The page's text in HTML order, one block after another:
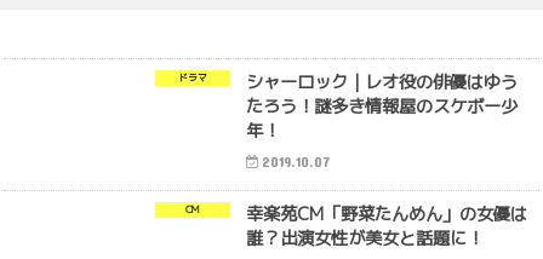
ドラマ
シャーロック｜レオ役の俳優はゆう
たろう！謎多き情報屋のスケボー少
年！
2019.10.07
CM
幸楽苑CM「野菜たんめん」の女優は
誰？出演女性が美女と話題に！